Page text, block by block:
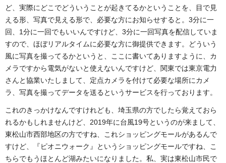
ど、実際にどこでどういうことが起きてるかということを、目で見
える形、写真で見える形で、必要な方にお知らせすると。3分に一
回、1分に一回でもいいんですけど、3分に一回写真を配信していま
すので、ほぼリアルタイムに必要な方に御提供できます。どういう
風に写真を撮ってるかというと、ここに書いてありますように、カ
メラですから電気がないと使えないんですけど、関東では東京電力
さんと協業いたしまして、定点カメラを付けて必要な場所にカメ
ラ、写真を撮ってデータを送るというサービスを行っております。
これのきっかけなんですけれども、埼玉県の方でしたら覚えておら
れるかもしれませんけど、2019年に台風19号というのが来まして、
東松山市西部地区の方ですね、これショッピングモールがあるんで
すけど、『ピオニウォーク』というショッピングモールですね、こ
ちらでもうほとんど湖みたいになりました。私、実は東松山市民で